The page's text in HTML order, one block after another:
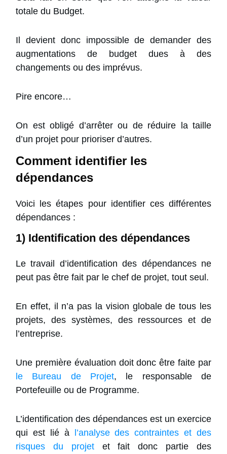
totale du Budget.
Il devient donc impossible de demander des
augmentations de budget dues à des
changements ou des imprévus.
Pire encore…
On est obligé d’arrêter ou de réduire la taille
d’un projet pour prioriser d’autres.
Comment identifier les
dépendances
Voici les étapes pour identifier ces différentes
dépendances :
1) Identification des dépendances
Le travail d’identification des dépendances ne
peut pas être fait par le chef de projet, tout seul.
En effet, il n’a pas la vision globale de tous les
projets, des systèmes, des ressources et de
l’entreprise.
Une première évaluation doit donc être faite par
le Bureau de Projet, le responsable de
Portefeuille ou de Programme.
L’identification des dépendances est un exercice
qui est lié à
l’analyse des contraintes et des
risques du projetet fait donc partie des